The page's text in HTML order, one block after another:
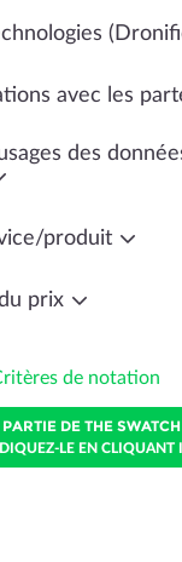
avec les
des
produit
prix
de notation
DE THE
LE EN CLIQUANT